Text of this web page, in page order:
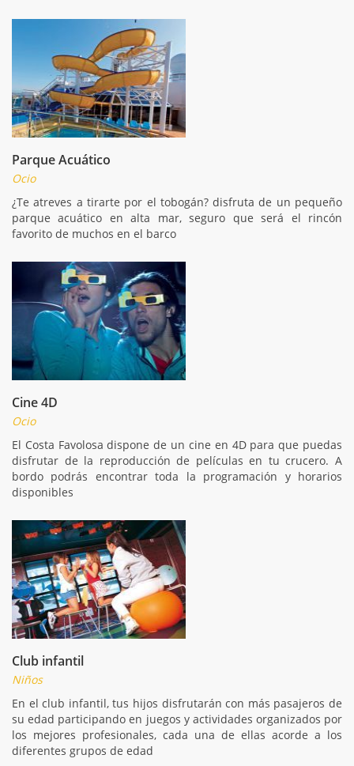
Parque Acuático
Ocio
¿Te atreves a tirarte por el tobogán? disfruta de un pequeño
parque acuático en alta mar, seguro que será el rincón
favorito de muchos en el barco
Cine 4D
Ocio
El Costa Favolosa dispone de un cine en 4D para que puedas
disfrutar de la reproducción de películas en tu crucero. A
bordo podrás encontrar toda la programación y horarios
disponibles
Club infantil
Niños
En el club infantil, tus hijos disfrutarán con más pasajeros de
su edad participando en juegos y actividades organizados por
los mejores profesionales, cada una de ellas acorde a los
diferentes grupos de edad